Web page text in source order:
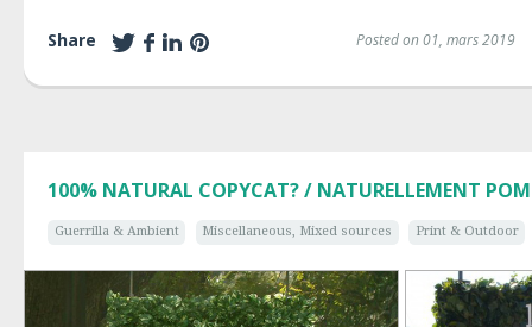
Share Posted on 01, mars 2019
100% NATURAL COPYCAT? / NATURELLEMENT
Guerrilla & Ambient Miscellaneous, Mixed sources Print & Outdoor